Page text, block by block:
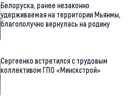
Белоруска, ранее незаконно
удерживаемая на территории Мьянмы,
благополучно вернулась на родину
Сергеенко встретился с трудовым
коллективом ГПО «Минскстрой»